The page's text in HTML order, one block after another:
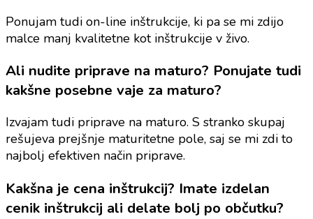
Ponujam tudi on-line inštrukcije, ki pa se mi zdijo
malce manj kvalitetne kot inštrukcije v živo.
Ali nudite priprave na maturo? Ponujate tudi
kakšne posebne vaje za maturo?
Izvajam tudi priprave na maturo. S stranko skupaj
rešujeva prejšnje maturitetne pole, saj se mi zdi to
najbolj efektiven način priprave.
Kakšna je cena inštrukcij? Imate izdelan
cenik inštrukcij ali delate bolj po občutku?